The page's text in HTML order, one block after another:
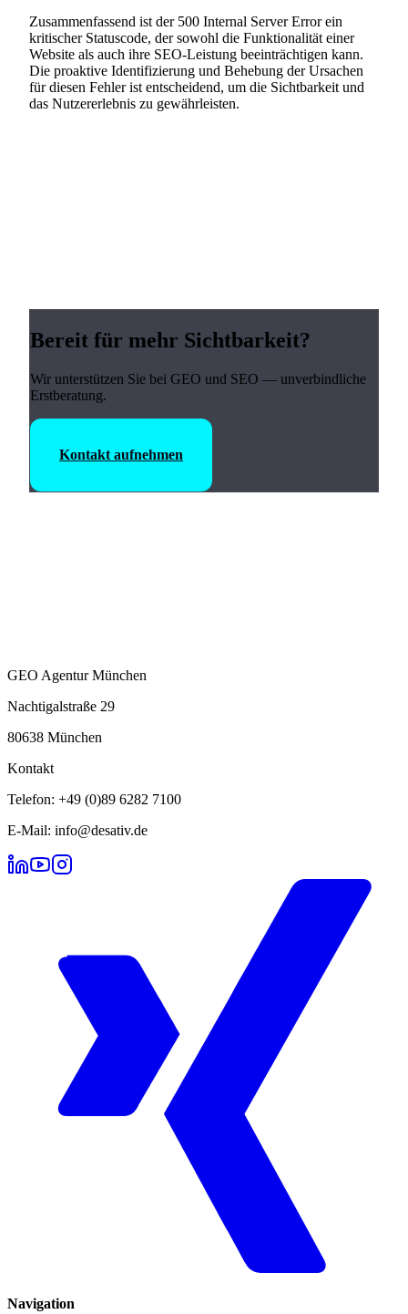
Zusammenfassend ist der 500 Internal Server Error ein
kritischer Statuscode, der sowohl die Funktionalität einer
Website als auch ihre SEO-Leistung beeinträchtigen kann.
Die proaktive Identifizierung und Behebung der Ursachen
für diesen Fehler ist entscheidend, um die Sichtbarkeit und
das Nutzererlebnis zu gewährleisten.
Bereit für mehr Sichtbarkeit?
Wir unterstützen Sie bei GEO und SEO — unverbindliche
Erstberatung.
Kontakt aufnehmen
GEO Agentur München
Nachtigalstraße 29
80638 München
Kontakt
Telefon: +49 (0)89 6282 7100
E-Mail: info@desativ.de
Navigation